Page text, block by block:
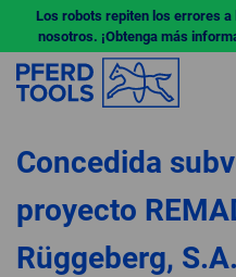
Los robots repiten los errores
nosotros. ¡Obtenga más
Concedida
proyecto
Rüggeberg, S.A.